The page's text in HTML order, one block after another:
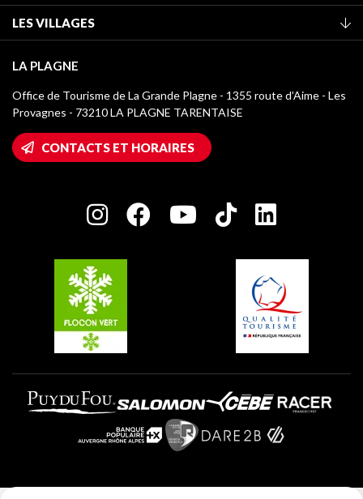
Classement des meublés
Taxe de séjour
Médiathèque
Logos La Plagne
Accès Wifi
Maison des Propriétaires
Charte des Acteurs Engagés
LES VILLAGES
Montchavin - Les Coches
Champagny-en-Vanoise
Plagne 1800
Plagne Villages
Plagne Aime 2000
LA PLAGNE
Office de Tourisme de La Grande Plagne - 1355 route d’Aime - Les
Provagnes - 73210 LA PLAGNE TARENTAISE
CONTACTS ET HORAIRES